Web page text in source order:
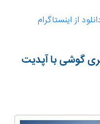
از اینستاگرام
گوشی با آپدیت